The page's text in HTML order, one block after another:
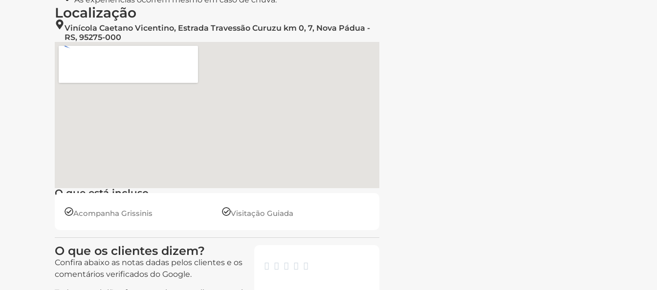
Localização
Vinícola Caetano Vicentino, Estrada Travessão Curuzu km 0, 7, Nova Pádua -
RS, 95275-000
O que está incluso
Acompanha Grissinis Visitação Guiada
O que os clientes dizem?
Confira abaixo as notas dadas pelos clientes e os
comentários verificados do Google.
    